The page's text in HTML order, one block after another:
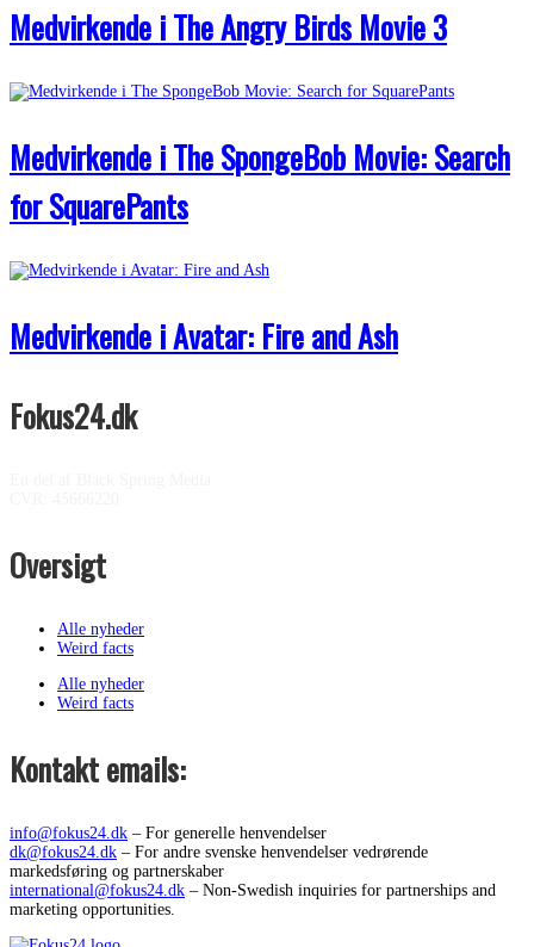
Medvirkende i The Angry Birds Movie 3
Medvirkende i The SpongeBob Movie: Search
for SquarePants
Medvirkende i Avatar: Fire and Ash
Fokus24.dk
Oversigt
Alle nyheder
Weird facts
Alle nyheder
Weird facts
Kontakt emails:
info@fokus24.dk – For generelle henvendelser
dk@fokus24.dk – For andre svenske henvendelser vedrørende
markedsføring og partnerskaber
international@fokus24.dk – Non-Swedish inquiries for partnerships and
marketing opportunities.